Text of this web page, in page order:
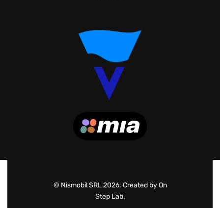
© Nismobil SRL 2026. Created by On
Step Lab.